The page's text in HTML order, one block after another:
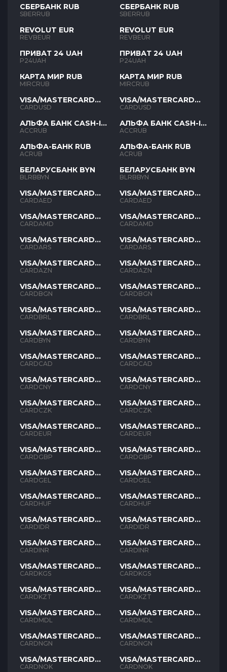
СБЕРБАНК RUB
SBERRUB
REVOLUT EUR
REVBEUR
ПРИВАТ 24 UAH
P24UAH
КАРТА МИР RUB
MIRCRUB
VISA/MASTERCARD
USD
CARDUSD
АЛЬФА БАНК CASH-IN
RUB
ACCRUB
АЛЬФА-БАНК RUB
ACRUB
БЕЛАРУСБАНК BYN
BLRBBYN
VISA/MASTERCARD
AED
CARDAED
VISA/MASTERCARD
AMD
CARDAMD
VISA/MASTERCARD
ARS
CARDARS
VISA/MASTERCARD
AZN
CARDAZN
VISA/MASTERCARD
BGN
CARDBGN
VISA/MASTERCARD
BRL
CARDBRL
VISA/MASTERCARD
BYN
CARDBYN
VISA/MASTERCARD
CAD
CARDCAD
VISA/MASTERCARD
CNY
CARDCNY
VISA/MASTERCARD
CZK
CARDCZK
VISA/MASTERCARD
EUR
CARDEUR
VISA/MASTERCARD
GBP
CARDGBP
VISA/MASTERCARD
GEL
CARDGEL
VISA/MASTERCARD
HUF
CARDHUF
VISA/MASTERCARD
IDR
CARDIDR
VISA/MASTERCARD
INR
CARDINR
VISA/MASTERCARD
KGS
CARDKGS
VISA/MASTERCARD
KZT
CARDKZT
VISA/MASTERCARD
MDL
CARDMDL
VISA/MASTERCARD
NGN
CARDNGN
VISA/MASTERCARD
NOK
CARDNOK
СБЕРБАНК RUB
SBERRUB
REVOLUT EUR
REVBEUR
ПРИВАТ 24 UAH
P24UAH
КАРТА МИР RUB
MIRCRUB
VISA/MASTERCARD
USD
CARDUSD
АЛЬФА БАНК CASH-IN
RUB
ACCRUB
АЛЬФА-БАНК RUB
ACRUB
БЕЛАРУСБАНК BYN
BLRBBYN
VISA/MASTERCARD
AED
CARDAED
VISA/MASTERCARD
AMD
CARDAMD
VISA/MASTERCARD
ARS
CARDARS
VISA/MASTERCARD
AZN
CARDAZN
VISA/MASTERCARD
BGN
CARDBGN
VISA/MASTERCARD
BRL
CARDBRL
VISA/MASTERCARD
BYN
CARDBYN
VISA/MASTERCARD
CAD
CARDCAD
VISA/MASTERCARD
CNY
CARDCNY
VISA/MASTERCARD
CZK
CARDCZK
VISA/MASTERCARD
EUR
CARDEUR
VISA/MASTERCARD
GBP
CARDGBP
VISA/MASTERCARD
GEL
CARDGEL
VISA/MASTERCARD
HUF
CARDHUF
VISA/MASTERCARD
IDR
CARDIDR
VISA/MASTERCARD
INR
CARDINR
VISA/MASTERCARD
KGS
CARDKGS
VISA/MASTERCARD
KZT
CARDKZT
VISA/MASTERCARD
MDL
CARDMDL
VISA/MASTERCARD
NGN
CARDNGN
VISA/MASTERCARD
NOK
CARDNOK